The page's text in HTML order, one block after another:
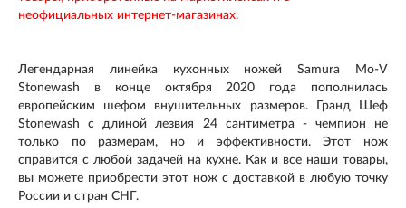
неофициальных интернет-магазинах.
Легендарная линейка кухонных ножей Samura Mo-V
Stonewash в конце октября 2020 года пополнилась
европейским шефом внушительных размеров. Гранд Шеф
Stonewash с длиной лезвия 24 сантиметра - чемпион не
только по размерам, но и эффективности. Этот нож
справится с любой задачей на кухне. Как и все наши товары,
вы можете приобрести этот нож с доставкой в любую точку
России и стран СНГ.